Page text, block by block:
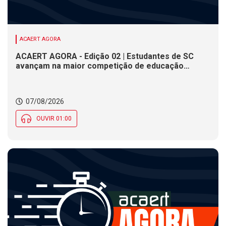
ACAERT AGORA
ACAERT AGORA - Edição 02 | Estudantes de SC
avançam na maior competição de educação
Social nesta sexta (7)
07/08/2026
OUVIR 01:00